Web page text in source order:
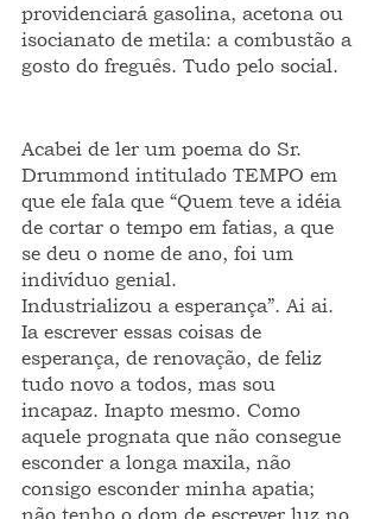
providenciará gasolina, acetona ou
isocianato de metila: a combustão a
gosto do freguês. Tudo pelo social.
Acabei de ler um poema do Sr.
Drummond intitulado TEMPO em
que ele fala que “Quem teve a idéia
de cortar o tempo em fatias, a que
se deu o nome de ano, foi um
indivíduo genial.
Industrializou a esperança”. Ai ai.
Ia escrever essas coisas de
esperança, de renovação, de feliz
tudo novo a todos, mas sou
incapaz. Inapto mesmo. Como
aquele prognata que não consegue
esconder a longa maxila, não
consigo esconder minha apatia;
não tenho o dom de escrever luz no